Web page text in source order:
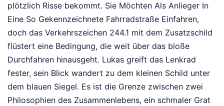
plötzlich Risse bekommt. Sie Möchten Als Anlieger In
Eine So Gekennzeichnete Fahrradstraße Einfahren,
doch das Verkehrszeichen 244.1 mit dem Zusatzschild
flüstert eine Bedingung, die weit über das bloße
Durchfahren hinausgeht. Lukas greift das Lenkrad
fester, sein Blick wandert zu dem kleinen Schild unter
dem blauen Siegel. Es ist die Grenze zwischen zwei
Philosophien des Zusammenlebens, ein schmaler Grat